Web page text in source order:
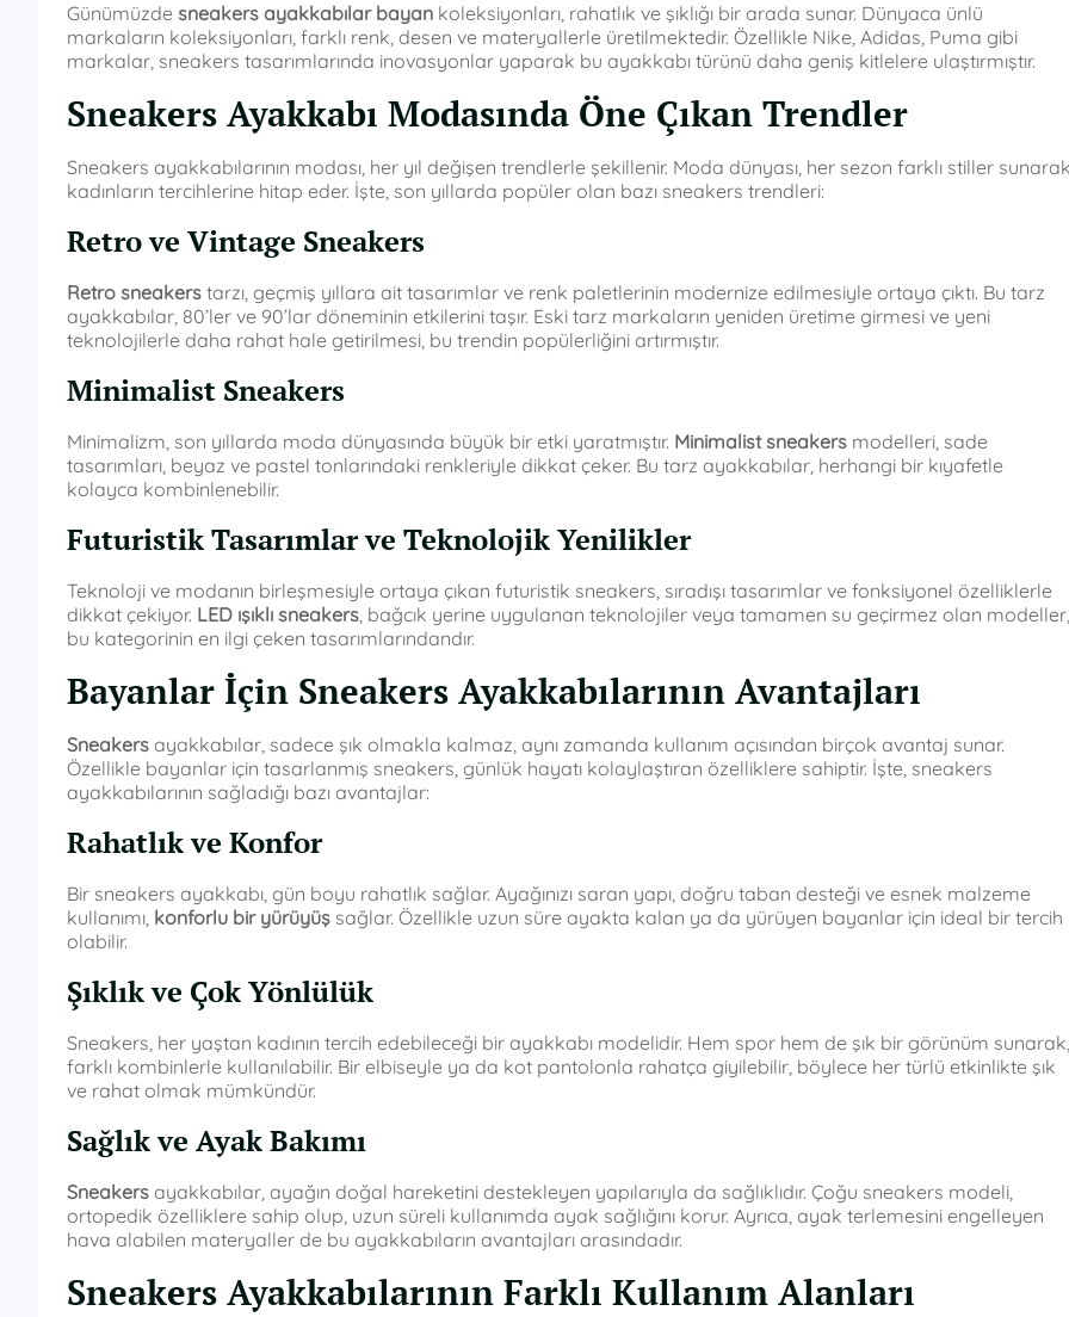
Günümüzde sneakers ayakkabılar bayan koleksiyonları, rahatlık ve şıklığı bir arada sunar. Dünyaca ünlü
markaların koleksiyonları, farklı renk, desen ve materyallerle üretilmektedir. Özellikle Nike, Adidas, Puma gibi
markalar, sneakers tasarımlarında inovasyonlar yaparak bu ayakkabı türünü daha geniş kitlelere ulaştırmıştır.
Sneakers Ayakkabı Modasında Öne Çıkan Trendler
Sneakers ayakkabılarının modası, her yıl değişen trendlerle şekillenir. Moda dünyası, her sezon farklı stiller
kadınların tercihlerine hitap eder. İşte, son yıllarda popüler olan bazı sneakers trendleri:
Retro ve Vintage Sneakers
Retro sneakers tarzı, geçmiş yıllara ait tasarımlar ve renk paletlerinin modernize edilmesiyle ortaya çıktı. Bu tarz
ayakkabılar, 80’ler ve 90’lar döneminin etkilerini taşır. Eski tarz markaların yeniden üretime girmesi ve yeni
teknolojilerle daha rahat hale getirilmesi, bu trendin popülerliğini artırmıştır.
Minimalist Sneakers
Minimalizm, son yıllarda moda dünyasında büyük bir etki yaratmıştır. Minimalist sneakers modelleri, sade
tasarımları, beyaz ve pastel tonlarındaki renkleriyle dikkat çeker. Bu tarz ayakkabılar, herhangi bir kıyafetle
kolayca kombinlenebilir.
Futuristik Tasarımlar ve Teknolojik Yenilikler
Teknoloji ve modanın birleşmesiyle ortaya çıkan futuristik sneakers, sıradışı tasarımlar ve fonksiyonel özelliklerle
dikkat çekiyor. LED ışıklı sneakers, bağcık yerine uygulanan teknolojiler veya tamamen su geçirmez olan modeller,
bu kategorinin en ilgi çeken tasarımlarındandır.
Bayanlar İçin Sneakers Ayakkabılarının Avantajları
Sneakers ayakkabılar, sadece şık olmakla kalmaz, aynı zamanda kullanım açısından birçok avantaj sunar.
Özellikle bayanlar için tasarlanmış sneakers, günlük hayatı kolaylaştıran özelliklere sahiptir. İşte, sneakers
ayakkabılarının sağladığı bazı avantajlar:
Rahatlık ve Konfor
Bir sneakers ayakkabı, gün boyu rahatlık sağlar. Ayağınızı saran yapı, doğru taban desteği ve esnek malzeme
kullanımı, konforlu bir yürüyüş sağlar. Özellikle uzun süre ayakta kalan ya da yürüyen bayanlar için ideal bir tercih
olabilir.
Şıklık ve Çok Yönlülük
Sneakers, her yaştan kadının tercih edebileceği bir ayakkabı modelidir. Hem spor hem de şık bir görünüm sunarak,
farklı kombinlerle kullanılabilir. Bir elbiseyle ya da kot pantolonla rahatça giyilebilir, böylece her türlü etkinlikte şık
ve rahat olmak mümkündür.
Sağlık ve Ayak Bakımı
Sneakers ayakkabılar, ayağın doğal hareketini destekleyen yapılarıyla da sağlıklıdır. Çoğu sneakers modeli,
ortopedik özelliklere sahip olup, uzun süreli kullanımda ayak sağlığını korur. Ayrıca, ayak terlemesini engelleyen
hava alabilen materyaller de bu ayakkabıların avantajları arasındadır.
Sneakers Ayakkabılarının Farklı Kullanım Alanları